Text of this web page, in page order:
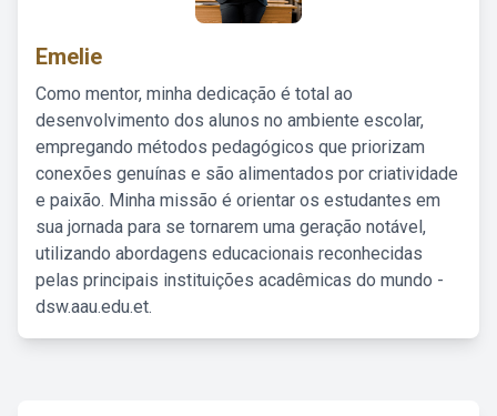
Emelie
Como mentor, minha dedicação é total ao
desenvolvimento dos alunos no ambiente escolar,
empregando métodos pedagógicos que priorizam
conexões genuínas e são alimentados por criatividade
e paixão. Minha missão é orientar os estudantes em
sua jornada para se tornarem uma geração notável,
utilizando abordagens educacionais reconhecidas
pelas principais instituições acadêmicas do mundo -
dsw.aau.edu.et.